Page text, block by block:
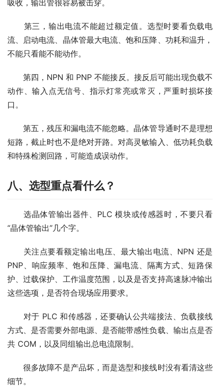
吸收，输出管很容易被击穿。
第三，输出电流不能超过额定值。选型时要看负载电
流、启动电流、晶体管最大电流、饱和压降、功耗和温升，
不能只看能不能动作。
第四，NPN 和 PNP 不能接反。接反后可能出现负载不
动作、输入点无信号、指示灯常亮或常灭，严重时损坏接
口。
第五，残压和漏电流不能忽略。晶体管导通时不是理想
短路，截止时也不是绝对开路。对高灵敏输入、低功耗负载
和特殊检测回路，可能造成误动作。
八、选型重点看什么？
选晶体管输出器件、PLC 模块或传感器时，不要只看
“晶体管输出”几个字。
关注点要看额定输出电压、最大输出电流、NPN 还是
PNP、响应频率、饱和压降、漏电流、隔离方式、短路保
护、过载保护、工作温度范围，以及是否支持高速脉冲输出
这些选项，是否符合现场应用要求。
对于 PLC 和传感器，还要确认公共端接法、负载接线
方式、是否需要外部电源、是否能带感性负载、输出点是否
共 COM，以及同组输出总电流限制。
很多故障不是产品坏，而是选型和接线时没有看清这些
细节。